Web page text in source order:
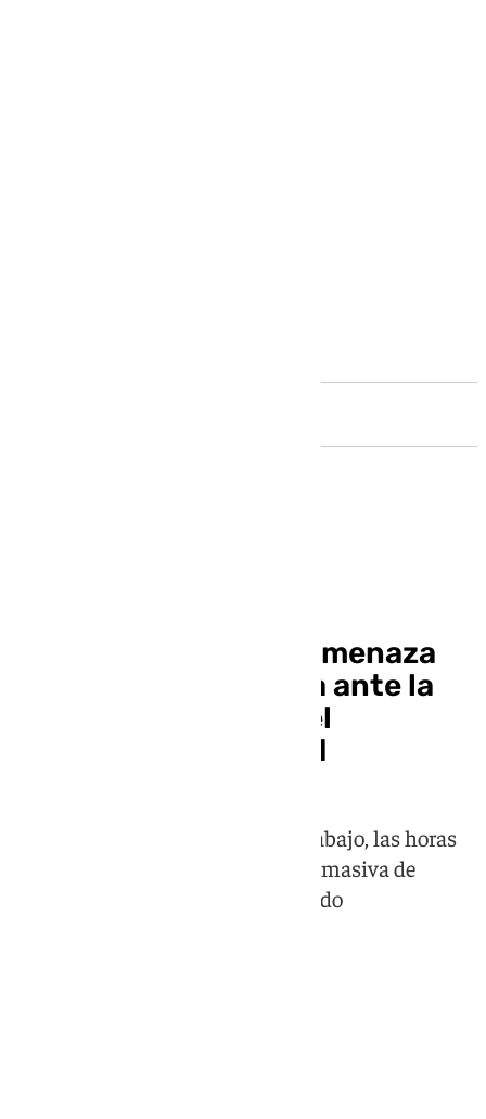
El Sindicato Médico amenaza
con huelga indefinida ante la
falta de diálogo con el
Ministerio de Sanidad
El sector sobre la sobrecarga de trabajo, las horas
extras mal remuneradas o la fuga masiva de
profesionales hacia el sector privado